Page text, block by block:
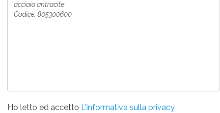
Ho letto ed accetto L'informativa sulla privacy